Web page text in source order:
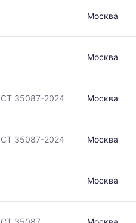
Москва
Москва
35087-2024 Москва
35087-2024 Москва
Москва